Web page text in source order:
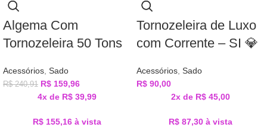
Algema Com
Tornozeleira 50 Tons
Acessórios Sado
R$240,91 R$ 159,96
4x de R$39,99
R$155,16 à vista
Tornozeleira de Luxo
com Corrente – SI 💎
Acessórios Sado
R$ 90,00
2x de R$45,00
R$87,30 à vista